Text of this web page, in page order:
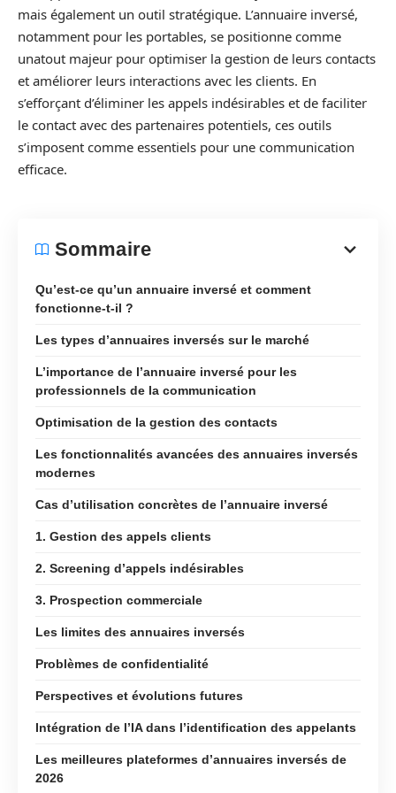
mais également un outil stratégique. L’annuaire inversé,
notamment pour les portables, se positionne comme
unatout majeur pour optimiser la gestion de leurs contacts
et améliorer leurs interactions avec les clients. En
s’efforçant d’éliminer les appels indésirables et de faciliter
le contact avec des partenaires potentiels, ces outils
s’imposent comme essentiels pour une communication
efficace.
Sommaire
Qu’est-ce qu’un annuaire inversé et comment
fonctionne-t-il ?
Les types d’annuaires inversés sur le marché
L’importance de l’annuaire inversé pour les
professionnels de la communication
Optimisation de la gestion des contacts
Les fonctionnalités avancées des annuaires inversés
modernes
Cas d’utilisation concrètes de l’annuaire inversé
1. Gestion des appels clients
2. Screening d’appels indésirables
3. Prospection commerciale
Les limites des annuaires inversés
Problèmes de confidentialité
Perspectives et évolutions futures
Intégration de l’IA dans l’identification des appelants
Les meilleures plateformes d’annuaires inversés de
2026